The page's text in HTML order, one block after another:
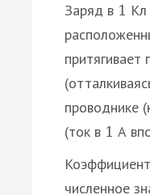
Заряд в 1
притягивает
проводнике
(ток в 1 А
Коэффициент
численное